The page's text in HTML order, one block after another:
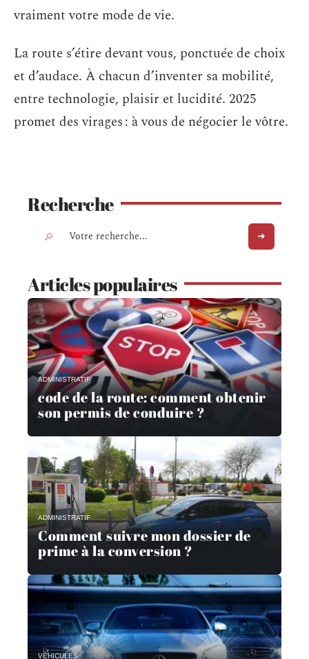
vraiment votre mode de vie.
La route s’étire devant vous, ponctuée de choix
et d’audace. À chacun d’inventer sa mobilité,
entre technologie, plaisir et lucidité. 2025
promet des virages : à vous de négocier le vôtre.
Recherche
Articles populaires
ADMINISTRATIF
code de la route: comment obtenir
son permis de conduire ?
ADMINISTRATIF
Comment suivre mon dossier de
prime à la conversion ?
VÉHICULES